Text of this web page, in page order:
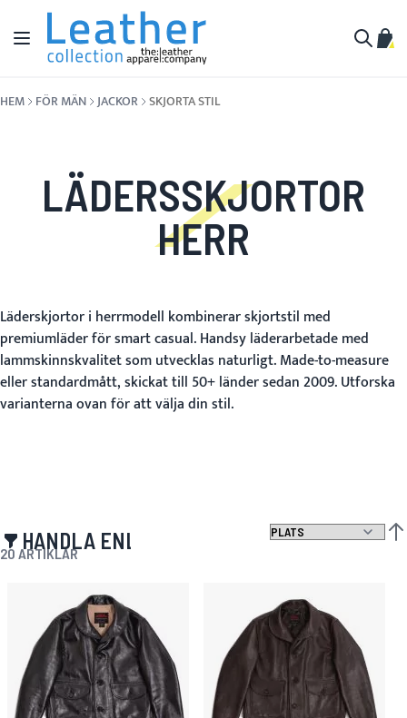
Hoppa till innehållet
Växla Nav
Min
HEM FÖR MÄN JACKOR SKJORTA STIL
LÄDERSSKJORTOR
HERR
Läderskjortor i herrmodell kombinerar skjortstil med
premiumläder för smart casual. Handsy läderarbetade med
lammskinnskvalitet som utvecklas naturligt. Made-to-measure
eller standardmått, skickat till 50+ länder sedan 2009. Utforska
varianterna ovan för att välja din stil.
HANDLA ENLIGT
20 ARTIKLAR